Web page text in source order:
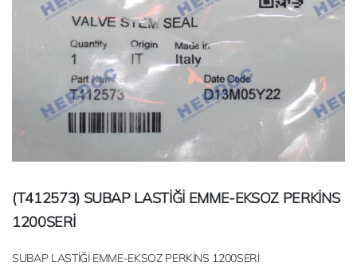
(T412573) SUBAP LASTİĞİ EMME-EKSOZ PERKİNS
1200SERİ
SUBAP LASTİĞİ EMME-EKSOZ PERKİNS 1200SERİ